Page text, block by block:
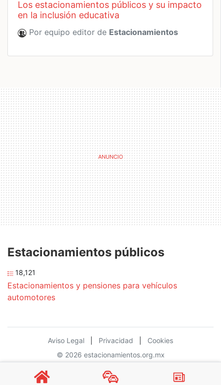
los estacionamientos públicos y su impacto
en la inclusión educativa
Por equipo editor de Estacionamientos
Estacionamientos públicos
18,121
Estacionamientos y pensiones para vehículos
automotores
Aviso Legal Privacidad
Cookies
© 2026 estacionamientos.org.mx